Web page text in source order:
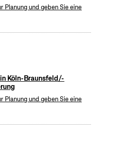
Planung und geben Sie eine
Köln-Braunsfeld/-
Planung und geben Sie eine